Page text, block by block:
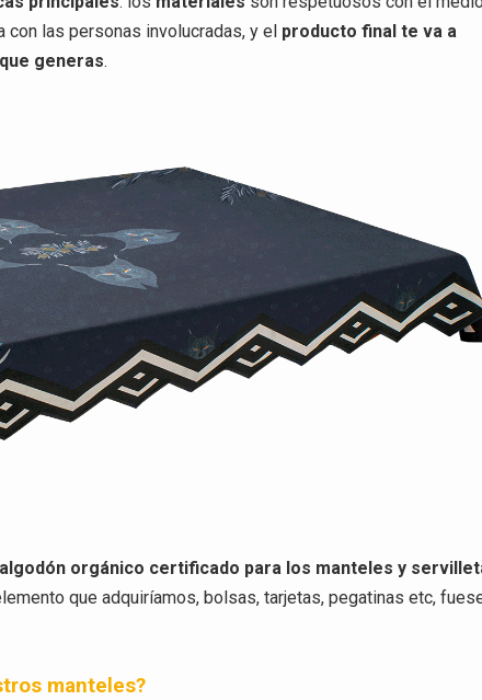
las personas involucradas, y el producto final te va a
generas.
algodón orgánico certificado para los manteles y
que adquiríamos, bolsas, tarjetas, pegatinas etc,
manteles?